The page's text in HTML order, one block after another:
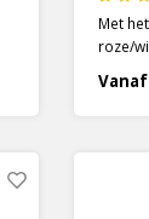
Met
roze/
kun je
Vanaf